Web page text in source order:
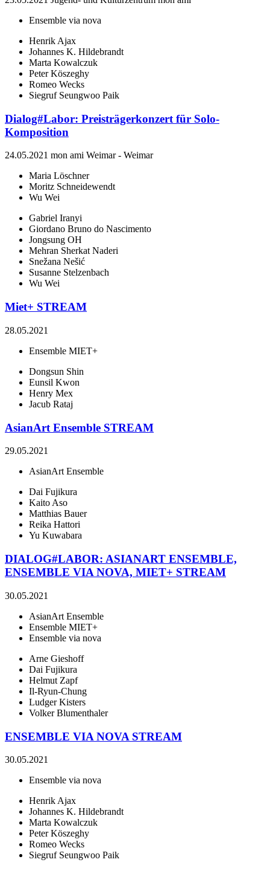
Ensemble via nova
Henrik Ajax
Johannes K. Hildebrandt
Marta Kowalczuk
Peter Köszeghy
Romeo Wecks
Siegruf Seungwoo Paik
Dialog#Labor: Preisträgerkonzert für Solo-
Komposition
24.05.2021 mon ami Weimar - Weimar
Maria Löschner
Moritz Schneidewendt
Wu Wei
Gabriel Iranyi
Giordano Bruno do Nascimento
Jongsung OH
Mehran Sherkat Naderi
Snežana Nešić
Susanne Stelzenbach
Wu Wei
Miet+ STREAM
28.05.2021
Ensemble MIET+
Dongsun Shin
Eunsil Kwon
Henry Mex
Jacub Rataj
AsianArt Ensemble STREAM
29.05.2021
AsianArt Ensemble
Dai Fujikura
Kaito Aso
Matthias Bauer
Reika Hattori
Yu Kuwabara
DIALOG#LABOR: ASIANART ENSEMBLE,
ENSEMBLE VIA NOVA, MIET+ STREAM
30.05.2021
AsianArt Ensemble
Ensemble MIET+
Ensemble via nova
Arne Gieshoff
Dai Fujikura
Helmut Zapf
Il-Ryun-Chung
Ludger Kisters
Volker Blumenthaler
ENSEMBLE VIA NOVA STREAM
30.05.2021
Ensemble via nova
Henrik Ajax
Johannes K. Hildebrandt
Marta Kowalczuk
Peter Köszeghy
Romeo Wecks
Siegruf Seungwoo Paik